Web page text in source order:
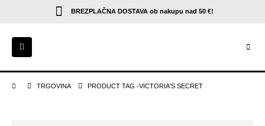
BREZPLAČNA DOSTAVA ob nakupu nad 50 €!
TRGOVINA PRODUCT TAG -VICTORIA'S SECRET